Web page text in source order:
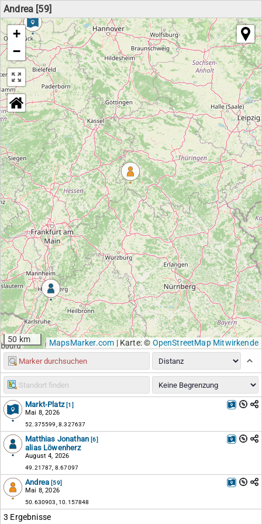
Andrea [59]
+
−
50 km MapsMarker.com |Karte: © OpenStreetMap Mitwirkende
Markt-Platz [1]
Mai 8, 2026
52.375599, 8.327637
Matthias Jonathan [6]
alias Löwenherz
August 4, 2026
49.21787, 8.67097
Andrea [59]
Mai 8, 2026
50.630903, 10.157848
3 Ergebnisse